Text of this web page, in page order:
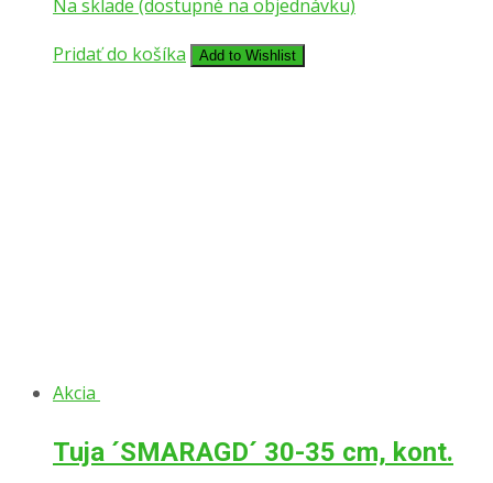
bola:
72,90 €.
je:
70,90 €.
Na sklade (dostupné na objednávku)
Pridať do košíka
Add to Wishlist
Akcia
Tuja ´SMARAGD´ 30-35 cm, kont.